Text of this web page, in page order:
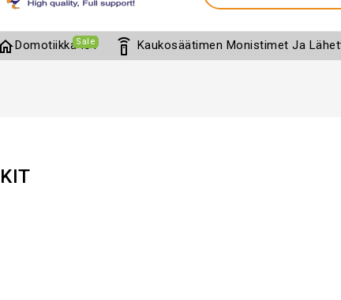
Domotiikka IoT
Sale settings_remote Kaukosäätimen Monistimet Ja
KIT